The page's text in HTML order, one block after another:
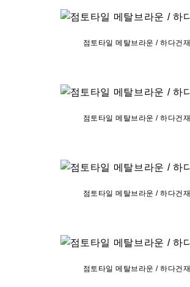
점토타일 메탈브라운 / 하다건재
점토타일 메탈브라운 / 하다건재
점토타일 메탈브라운 / 하다건재
점토타일 메탈브라운 / 하다건재